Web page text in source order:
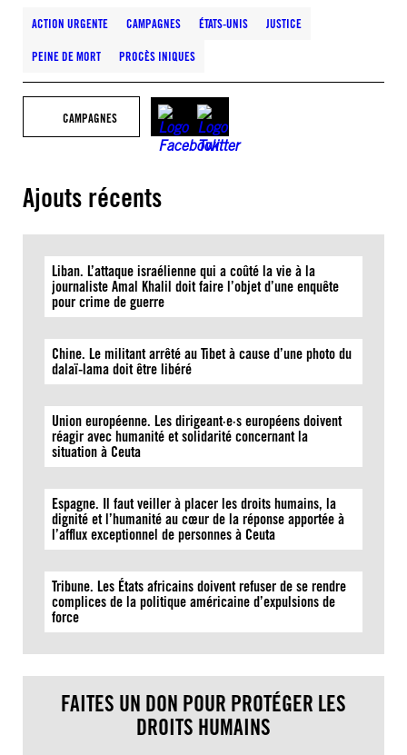
ACTION URGENTE CAMPAGNES ÉTATS-UNIS JUSTICE
PEINE DE MORT PROCÈS INIQUES
CAMPAGNES
Ajouts récents
Liban. L’attaque israélienne qui a coûté la vie à la
journaliste Amal Khalil doit faire l’objet d’une enquête
pour crime de guerre
Chine. Le militant arrêté au Tibet à cause d’une photo du
dalaï-lama doit être libéré
Union européenne. Les dirigeant·e·s européens doivent
réagir avec humanité et solidarité concernant la
situation à Ceuta
Espagne. Il faut veiller à placer les droits humains, la
dignité et l’humanité au cœur de la réponse apportée à
l’afflux exceptionnel de personnes à Ceuta
Tribune. Les États africains doivent refuser de se rendre
complices de la politique américaine d’expulsions de
force
FAITES UN DON POUR PROTÉGER LES
DROITS HUMAINS